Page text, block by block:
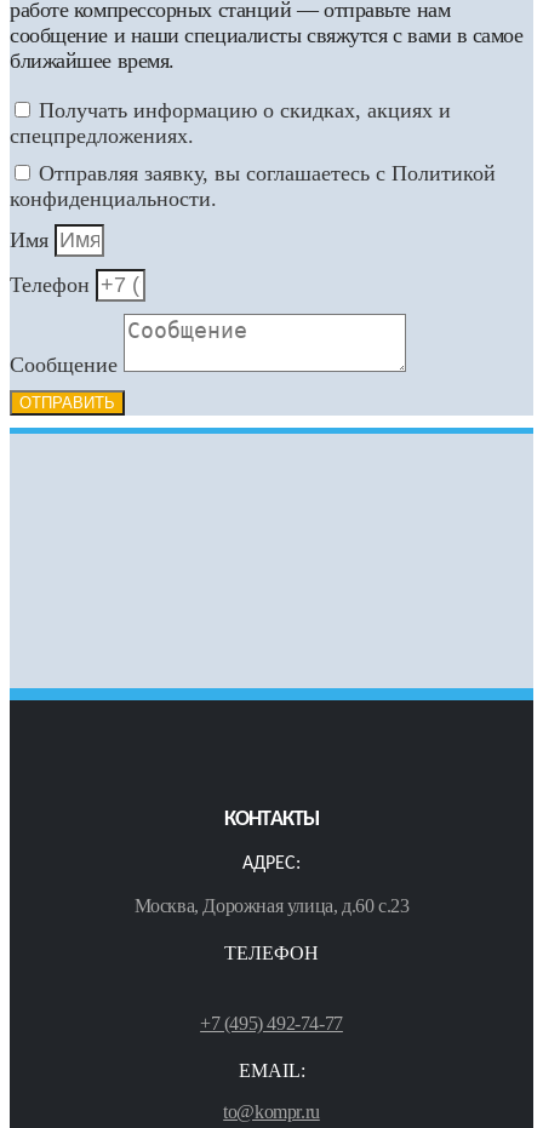
работе компрессорных станций — отправьте нам
сообщение и наши специалисты свяжутся с вами в самое
ближайшее время.
Получать информацию о скидках, акциях и
спецпредложениях.
Отправляя заявку, вы соглашаетесь с Политикой
конфиденциальности.
Имя
Телефон
Сообщение
ОТПРАВИТЬ
КОНТАКТЫ
АДРЕС:
Москва, Дорожная улица, д.60 с.23
ТЕЛЕФОН
+7 (495) 492-74-77
EMAIL:
to@kompr.ru